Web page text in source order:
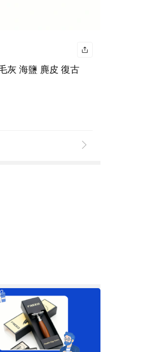
灰 海鹽 麂皮 復古